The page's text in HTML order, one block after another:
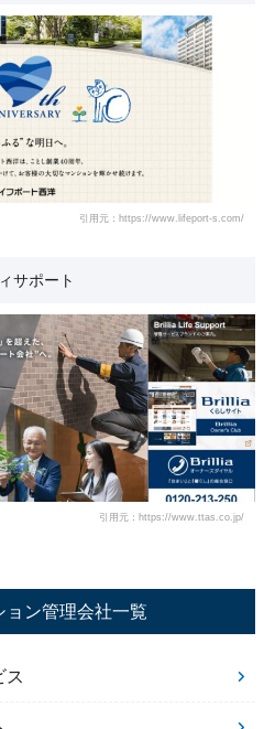
引用元：https://www.lifeport-s.com/
サポート
引用元：https://www.ttas.co.jp/
ョン管理会社一覧
ス